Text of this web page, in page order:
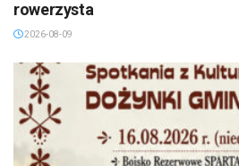
rowerzysta
2026-08-09